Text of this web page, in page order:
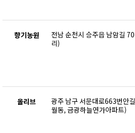
향기농원
전남 순천시 승주읍 남암길
리)
올리브
광주 남구 서문대로663번안
월동, 금광하늘연가아파트)